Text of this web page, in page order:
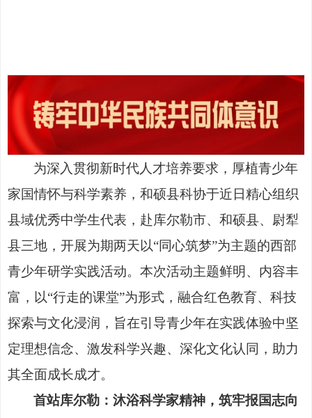
为深入贯彻新时代人才培养要求，厚植青少年
家国情怀与科学素养，和硕县科协于近日精心组织
县域优秀中学生代表，赴库尔勒市、和硕县、尉犁
县三地，开展为期两天以“同心筑梦”为主题的西部
青少年研学实践活动。本次活动主题鲜明、内容丰
富，以“行走的课堂”为形式，融合红色教育、科技
探索与文化浸润，旨在引导青少年在实践体验中坚
定理想信念、激发科学兴趣、深化文化认同，助力
其全面成长成才。
首站库尔勒：沐浴科学家精神，筑牢报国志向